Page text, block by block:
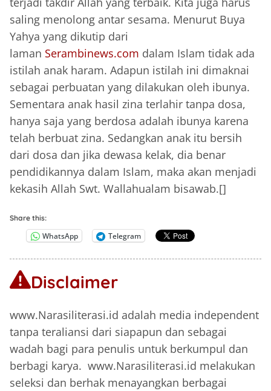
saling menolong antar sesama. Menurut Buya
Yahya yang dikutip dari
laman Serambinews.com dalam Islam tidak ada
istilah anak haram. Adapun istilah ini dimaknai
sebagai perbuatan yang dilakukan oleh ibunya.
Sementara anak hasil zina terlahir tanpa dosa,
hanya saja yang berdosa adalah ibunya karena
telah berbuat zina. Sedangkan anak itu bersih
dari dosa dan jika dewasa kelak, dia benar
pendidikannya dalam Islam, maka akan menjadi
kekasih Allah Swt. Wallahualam bisawab.[]
Share this:
WhatsApp Telegram
Disclaimer
www.Narasiliterasi.id adalah media independent
tanpa teraliansi dari siapapun dan sebagai
wadah bagi para penulis untuk berkumpul dan
berbagi karya. www.Narasiliterasi.id melakukan
seleksi dan berhak menayangkan berbagai